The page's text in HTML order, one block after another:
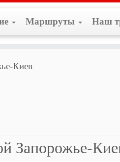
Маршруты Наш
Киев
Запорожье-